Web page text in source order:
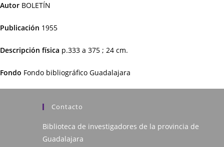
Autor BOLETÍN
Publicación 1955
Descripción física p.333 a 375 ; 24 cm.
Fondo Fondo bibliográfico Guadalajara
Contacto
Biblioteca de investigadores de la provincia de
Guadalajara